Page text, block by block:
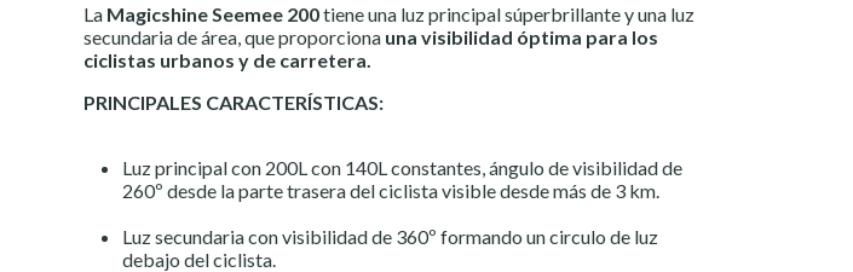
La Magicshine Seemee 200tiene una luz principal súperbrillante y una luz
secundaria de área, que proporciona una visibilidad óptima para los
ciclistas urbanos y de carretera.
PRINCIPALES CARACTERÍSTICAS:
Luz principal con 200L con 140L constantes, ángulo de visibilidad de
260º desde la parte trasera del ciclista visible desde más de 3 km.
Luz secundaria con visibilidad de 360º formando un circulo de luz
debajo del ciclista.